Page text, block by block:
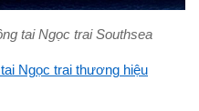
tai Ngọc trai Southsea
Ngọc trai thương hiệu